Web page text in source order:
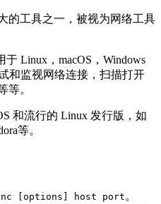
的工具之一，被视为网络工具
Linux，macOS，Windows
和监视网络连接，扫描打开
等。
和流行的 Linux 发行版，如
等。
nc [options] host port 。